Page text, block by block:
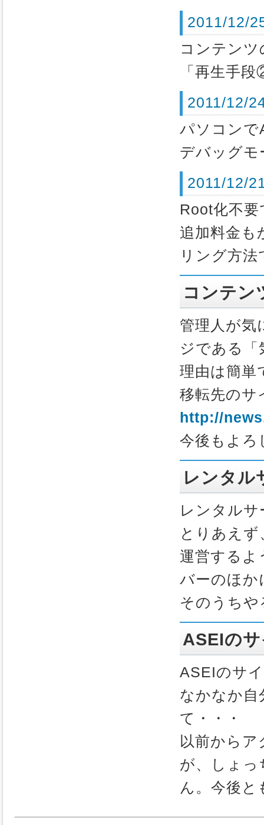
2011/12/
コンテン
「再生手
2011/12/
パソコンで
デバッグモ
2011/12/
Root化不
追加料金も
リング方法
コンテン
管理人が気
ジである
理由は簡単
移転先のサ
http://
今後もよろ
レンタル
レンタル
とりあえ
運営するよ
バーのほか
そのうち
ASEIの
ASEIのサ
なかなか自
て・・・
以前から
が、しょっ
ん。今後